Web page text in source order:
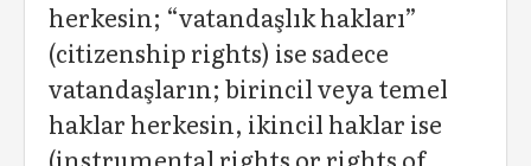
herkesin; “vatandaşlık hakları”
(citizenship rights) ise sadece
vatandaşların; birincil veya temel
haklar herkesin, ikincil haklar ise
(instrumental rights or rights of